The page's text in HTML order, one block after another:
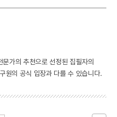
가의 추천으로 선정된 집필자의
원의 공식 입장과 다를 수 있습니다.